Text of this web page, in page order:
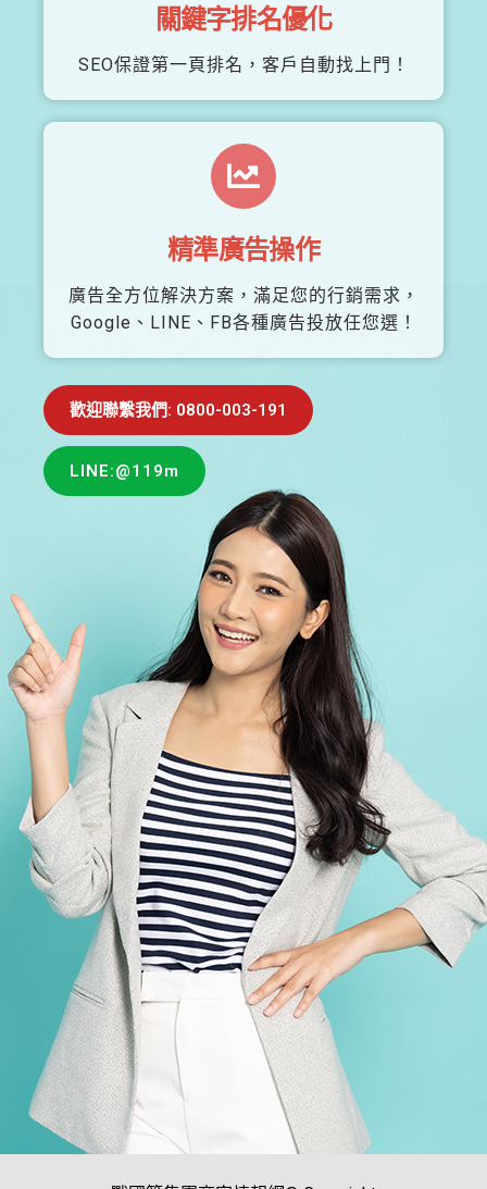
關鍵字排名優化
SEO保證第一頁排名，客戶自動找上門！
精準廣告操作
廣告全方位解決方案，滿足您的行銷需求，
Google、LINE、FB各種廣告投放任您選！
歡迎聯繫我們: 0800-003-191
LINE:@119m